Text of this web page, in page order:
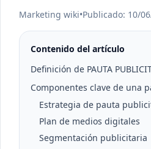
Marketing wiki•Publicado: 10/
Contenido del artículo
Definición de PAUTA
Componentes clave de una
Estrategia de pauta
Plan de medios digitales
Segmentación publicitaria